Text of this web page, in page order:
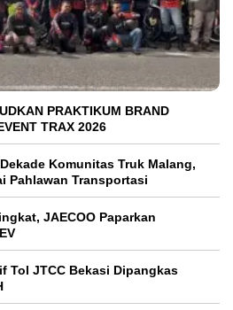
PRAKTIKUM BRAND
TRAX 2026
Komunitas Truk Malang,
Pahlawan Transportasi
JAECOO Paparkan
Tol JTCC Bekasi Dipangkas